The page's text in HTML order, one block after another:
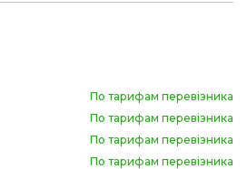
По тарифам перевізника
По тарифам перевізника
По тарифам перевізника
По тарифам перевізника